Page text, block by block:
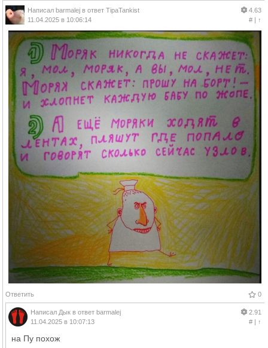
Написал barmalej в ответ TipaTankist
11.04.2025 в 10:06:14
4.63
#| ↑
Ответить 0
Написал Дык в ответ barmalej
11.04.2025 в 10:07:13
2.91
#| ↑
на Пу похож